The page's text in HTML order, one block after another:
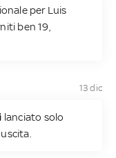
per Luis
ben 19,
13 dic
lanciato solo